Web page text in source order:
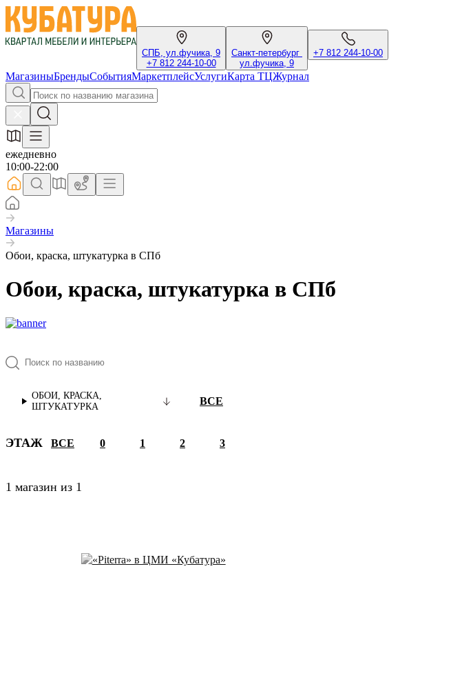
СПБ, ул.фучика, 9
+7 812 244-10-00
Санкт-петербург
ул.фучика, 9
+7 812 244-10-00
МагазиныБрендыСобытияМаркетплейсУслугиКарта ТЦЖурнал
ежедневно
10:00-22:00
Магазины
Обои, краска, штукатурка в СПб
Обои, краска, штукатурка в СПб
ОБОИ, КРАСКА,
ШТУКАТУРКА
ВСЕ
ЭТАЖ ВСЕ 0 1 2 3
1 магазин из 1